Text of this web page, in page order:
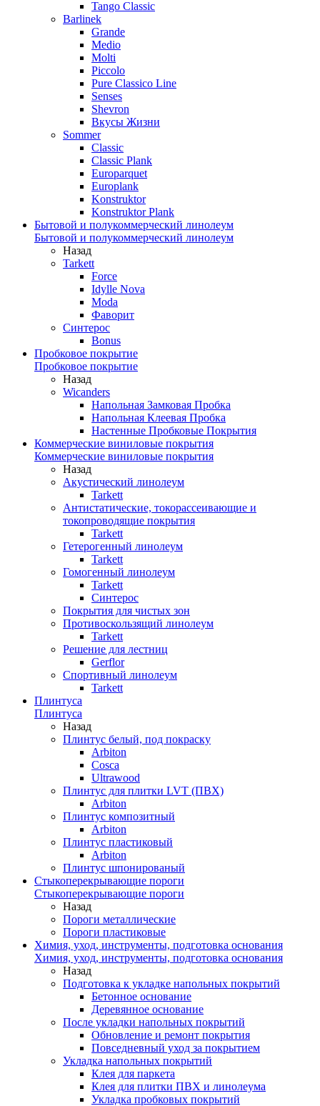
Tango Classic
Barlinek
Grande
Medio
Molti
Piccolo
Pure Classico Line
Senses
Shevron
Вкусы Жизни
Sommer
Classic
Classic Plank
Europarquet
Europlank
Konstruktor
Konstruktor Plank
Бытовой и полукоммерческий линолеум
Бытовой и полукоммерческий линолеум
Назад
Tarkett
Force
Idylle Nova
Moda
Фаворит
Синтерос
Bonus
Пробковое покрытие
Пробковое покрытие
Назад
Wicanders
Напольная Замковая Пробка
Напольная Клеевая Пробка
Настенные Пробковые Покрытия
Коммерческие виниловые покрытия
Коммерческие виниловые покрытия
Назад
Акустический линолеум
Tarkett
Антистатические, токорассеивающие и
токопроводящие покрытия
Tarkett
Гетерогенный линолеум
Tarkett
Гомогенный линолеум
Tarkett
Синтерос
Покрытия для чистых зон
Противоскользящий линолеум
Tarkett
Решение для лестниц
Gerflor
Спортивный линолеум
Tarkett
Плинтуса
Плинтуса
Назад
Плинтус белый, под покраску
Arbiton
Cosca
Ultrawood
Плинтус для плитки LVT (ПВХ)
Arbiton
Плинтус композитный
Arbiton
Плинтус пластиковый
Arbiton
Плинтус шпонированый
Стыкоперекрывающие пороги
Стыкоперекрывающие пороги
Назад
Пороги металлические
Пороги пластиковые
Химия, уход, инструменты, подготовка основания
Химия, уход, инструменты, подготовка основания
Назад
Подготовка к укладке напольных покрытий
Бетонное основание
Деревянное основание
После укладки напольных покрытий
Обновление и ремонт покрытия
Повседневный уход за покрытием
Укладка напольных покрытий
Клея для паркета
Клея для плитки ПВХ и линолеума
Укладка пробковых покрытий